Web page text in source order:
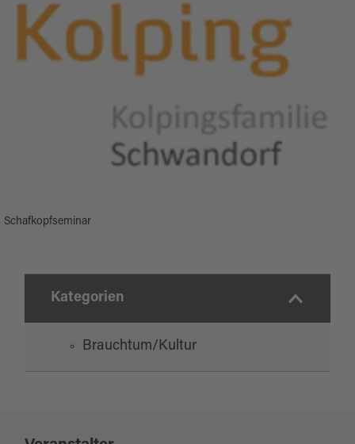
Schafkopfseminar
Kategorien
Brauchtum/Kultur